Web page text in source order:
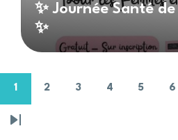
✨ Journée Santé
✨
1 2 3 4 5 6
Dernière